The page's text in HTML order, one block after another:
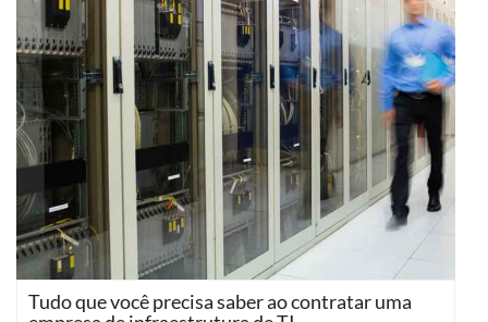
Tudo que você precisa saber ao contratar uma